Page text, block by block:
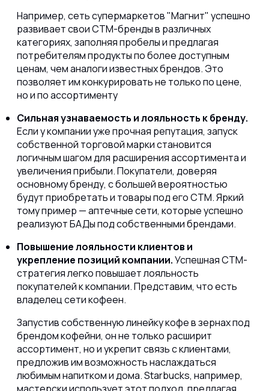
Например, сеть супермаркетов "Магнит" успешно
развивает свои СТМ-бренды в различных
категориях, заполняя пробелы и предлагая
потребителям продукты по более доступным
ценам, чем аналоги известных брендов. Это
позволяет им конкурировать не только по цене,
но и по ассортименту
Сильная узнаваемость и лояльность к бренду.
Если у компании уже прочная репутация, запуск
собственной торговой марки становится
логичным шагом для расширения ассортимента и
увеличения прибыли. Покупатели, доверяя
основному бренду, с большей вероятностью
будут приобретать и товары под его СТМ. Яркий
тому пример — аптечные сети, которые успешно
реализуют БАДы под собственными брендами.
Повышение лояльности клиентов и
укрепление позиций компании.Успешная СТМ-
стратегия легко повышает лояльность
покупателей к компании. Представим, что есть
владелец сети кофеен.
Запустив собственную линейку кофе в зернах под
брендом кофейни, он не только расширит
ассортимент, но и укрепит связь с клиентами,
предложив им возможность наслаждаться
любимым напитком и дома. Starbucks, например,